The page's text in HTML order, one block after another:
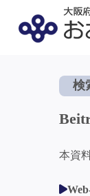
検
本資